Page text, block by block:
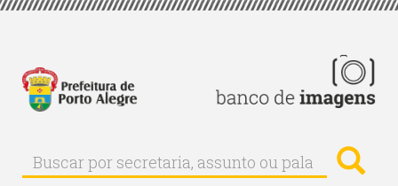
Pular
principal
Buscar
Buscar
por